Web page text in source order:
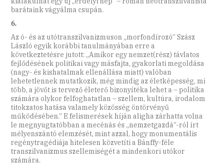
barátaink vágyálma csupán.
6.
Az ó- és az utótranszilvanizmuson „morfondírozó” Szász
László egyik korábbi tanulmányában erre a
következtetésre jutott: „Amikor egy nemzet(rész) távlatos
fejlődésének politikai vagy másfajta, gyakorlati megoldása
(nagy- és kishatalmak ellenállása miatt) valóban
lehetetlennek mutatkozik, még mindig az életképesség, mi
több, a jövőt is tervező életerő bizonyítéka lehet a – politika
számára olykor felfoghatatlan – szellem, kultúra, irodalom
titokzatos hatása valamely közösség öntörvényű
működésében.” E felismerések híján aligha zárhatta volna
le megnyugtatóbban a mecénás és „nemzetgazdá”-ról írt
mélyenszántó elemzését, mint azzal, hogy monumentális
regénytragédiája hitelesen közvetíti a Bánffy-féle
transzilvanizmus szellemiségét a mindenkori utókor
számára.